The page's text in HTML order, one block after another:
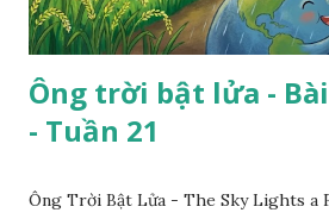
Ông trời bật lửa -
- Tuần 21
Ông Trời Bật Lửa - The Sky Lights a